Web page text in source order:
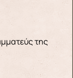
της